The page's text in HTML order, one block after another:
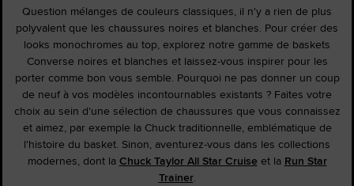
Question mélanges de couleurs classiques, il n'y a rien de plus
polyvalent que les chaussures noires et blanches. Pour créer des
looks monochromes au top, explorez notre gamme de baskets
Converse noires et blanches et laissez-vous inspirer pour les
porter comme bon vous semble. Pourquoi ne pas donner un coup
de neuf à vos modèles incontournables existants ? Faites votre
choix au sein d'une sélection de chaussures que vous connaissez
et aimez, par exemple la Chuck traditionnelle, emblématique de
l'histoire du basket. Sinon, aventurez-vous dans les collections
modernes, dont la Chuck Taylor All Star Cruise et la Run Star
Trainer.